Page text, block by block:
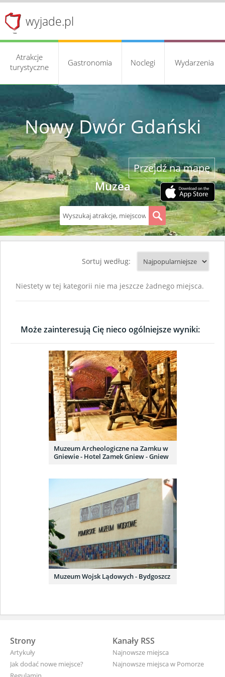
wyjade.pl
Atrakcje
turystyczne
Gastronomia Noclegi Wydarzenia
Nowy Dwór Gdański
Muzea
Przejdź na mapę
Sortuj według:
Niestety w tej kategorii nie ma jeszcze żadnego miejsca.
Może zainteresują Cię nieco ogólniejsze wyniki:
Muzeum Archeologiczne na Zamku w
Gniewie - Hotel Zamek Gniew - Gniew
Muzeum Wojsk Lądowych - Bydgoszcz
Strony
Artykuły
Jak dodać nowe miejsce?
Kanały RSS
Najnowsze miejsca
Najnowsze miejsca w Pomorze